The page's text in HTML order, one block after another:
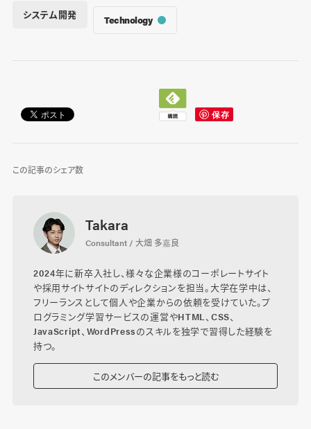
システム開発 Technology
この記事のシェア数
Takara
Consultant / 大畑 多嘉良
2024年に新卒入社し、様々な企業様のコーポレートサイト
や採用サイトサイトのディレクションを担当。大学在学中は、
フリーランスとして個人や企業からの依頼を受けていた。プ
ログラミング学習サービスの運営やHTML、CSS、
JavaScript、WordPressのスキルを独学で習得した経験を
持つ。
このメンバーの記事をもっと読む